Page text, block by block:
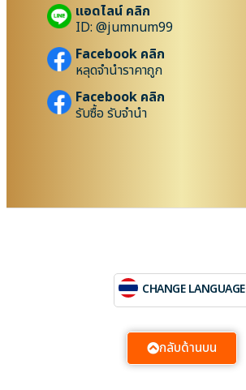
แอดไลน์ คลิก
ID: @jumnum99
Facebook คลิก
หลุดจำนำราคาถูก
Facebook คลิก
รับซื้อ รับจำนำ
CHANGE LANGUAGE
กลับด้านบน